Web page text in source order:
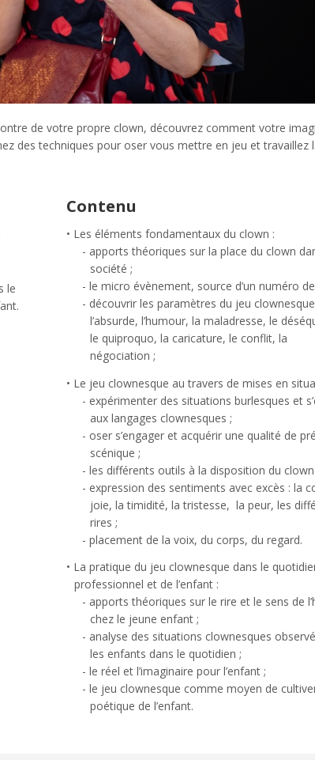
de votre propre clown, découvrez comment votre
des techniques pour oser vous mettre en jeu et travaillez
le
Contenu
Les éléments fondamentaux du clown :
apports théoriques sur la place du clown
société ;
le micro évènement, source d’un numéro
découvrir les paramètres du jeu
l’absurde, l’humour, la maladresse, le
le quiproquo, la caricature, le conflit, la
négociation ;
Le jeu clownesque au travers de mises en
expérimenter des situations burlesques et
aux langages clownesques ;
oser s’engager et acquérir une qualité de
scénique ;
les différents outils à la disposition du clown
expression des sentiments avec excès : la
joie, la timidité, la tristesse, la peur, les
rires ;
placement de la voix, du corps, du regard.
La pratique du jeu clownesque dans le
professionnel et de l’enfant :
apports théoriques sur le rire et le sens de
chez le jeune enfant ;
analyse des situations clownesques
les enfants dans le quotidien ;
le réel et l’imaginaire pour l’enfant ;
le jeu clownesque comme moyen de
poétique de l’enfant.